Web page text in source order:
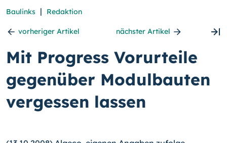
Baulinks | Redaktion
vorheriger Artikel nächster Artikel
Mit Progress Vorurteile
gegenüber Modulbauten
vergessen lassen